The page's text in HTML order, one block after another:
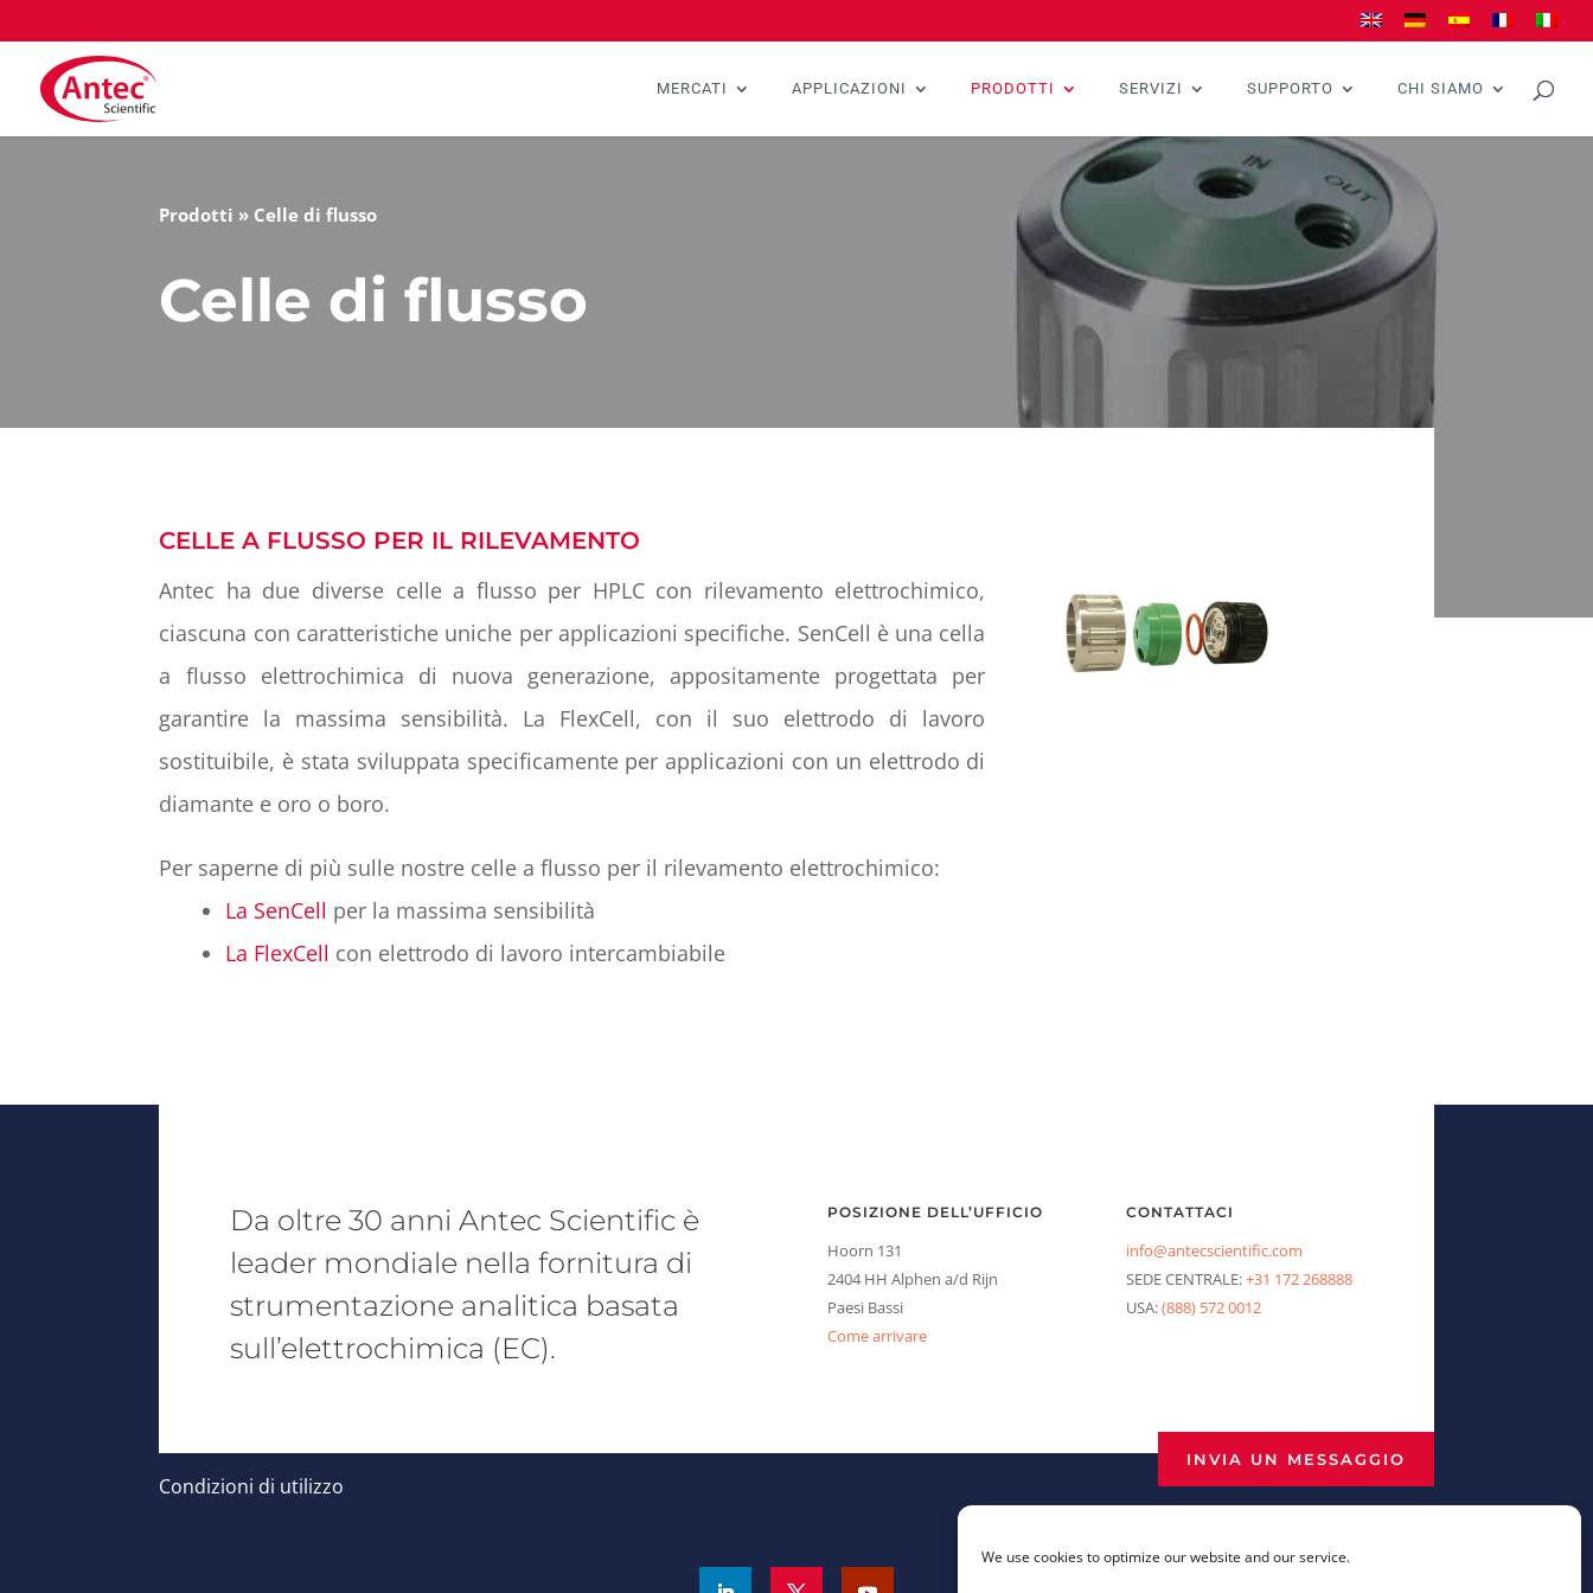
We use cookies to optimize our website and our service.
MERCATI APPLICAZIONI PRODOTTI SERVIZI SUPPORTO CHI SIAMO
Prodotti » Celle di flusso
Celle di flusso
CELLE A FLUSSO PER IL RILEVAMENTO
Antec ha due diverse celle a flusso per HPLC con rilevamento elettrochimico,
ciascuna con caratteristiche uniche per applicazioni specifiche. SenCell è una cella
a flusso elettrochimica di nuova generazione, appositamente progettata per
garantire la massima sensibilità. La FlexCell, con il suo elettrodo di lavoro
sostituibile, è stata sviluppata specificamente per applicazioni con un elettrodo di
diamante e oro o boro.
Per saperne di più sulle nostre celle a flusso per il rilevamento elettrochimico:
La SenCell per la massima sensibilità
La FlexCell con elettrodo di lavoro intercambiabile
Da oltre 30 anni Antec Scientific è
leader mondiale nella fornitura di
strumentazione analitica basata
sull’elettrochimica (EC).
POSIZIONE DELL’UFFICIO
Hoorn 131
2404 HH Alphen a/d Rijn
Paesi Bassi
Come arrivare
CONTATTACI
info@antecscientific.com
SEDE CENTRALE:+31 172 268888
USA:(888) 572 0012
Condizioni di utilizzo
INVIA UN MESSAGGIO